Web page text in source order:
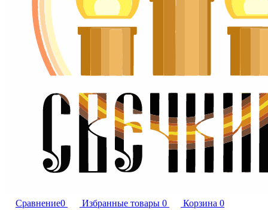
Сравнение0 Избранные товары 0 Корзина 0